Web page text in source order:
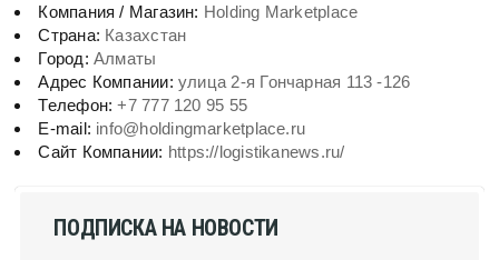
Компания / Магазин: Holding Marketplace
Страна: Казахстан
Город:Алматы
Адрес Компании:улица 2-я Гончарная 113 -126
Телефон:+7 777 120 95 55
E-mail: info@holdingmarketplace.ru
Сайт Компании: https://logistikanews.ru/
ПОДПИСКА НА НОВОСТИ